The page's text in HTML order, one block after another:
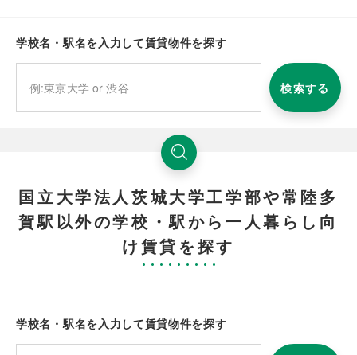
学校名・駅名を入力して賃貸物件を探す
検索する
国立大学法人茨城大学工学部や常陸多
賀駅以外の学校・駅から一人暮らし向
け賃貸を探す
学校名・駅名を入力して賃貸物件を探す